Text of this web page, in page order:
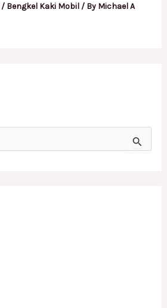
/ Bengkel Kaki Mobil/ By Michael A